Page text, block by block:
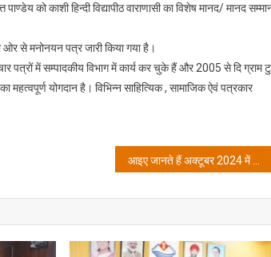
को काशी हिन्दी विद्यापीठ वाराणासी का विशेष मानद/ मानद
ओर से मनोनयन पत्र जारी किया गया है।
पत्रों में सम्पादकीय विभाग में कार्य कर चुके हैं और 2005 से दि ग्राम
महत्वपूर्ण योगदान है। विभिन्न साहित्यिक , सामाजिक ऐवं पत्रकार